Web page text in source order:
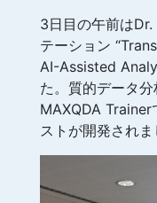
3日目の午前は
テーション
AI-Assisted
た。質的データ分
MAXQDA Trainer
ストが開発されま